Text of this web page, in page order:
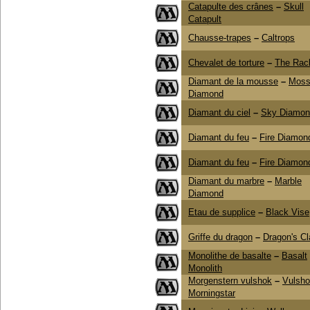
Catapulte des crânes – Skull
Catapult
Chausse-trapes – Caltrops
Chevalet de torture – The
Diamant de la mousse – Moss
Diamond
Diamant du ciel – Sky
Diamant du feu – Fire
Diamant du feu – Fire
Diamant du marbre – Marble
Diamond
Etau de supplice – Black Vise
Griffe du dragon – Dragon's
Monolithe de basalte – Basalt
Monolith
Morgenstern vulshok –
Morningstar